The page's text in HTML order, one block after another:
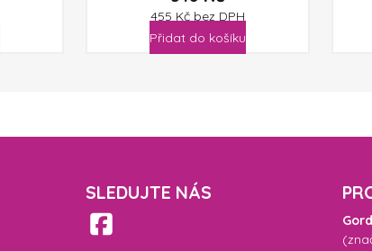
455 Kč bez DPH
Přidat do košíku
SLEDUJTE NÁS